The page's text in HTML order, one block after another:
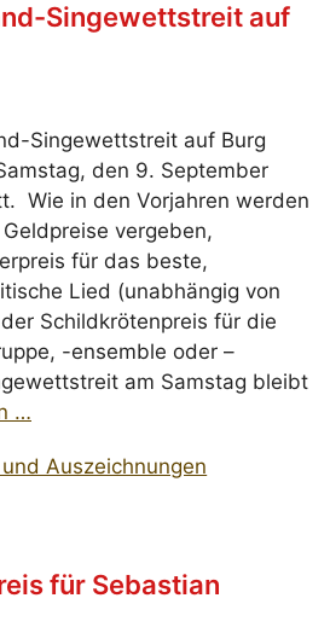
Singewettstreit auf
Singewettstreit auf Burg
den 9. September
Wie in den Vorjahren werden
vergeben,
für das beste,
Lied (unabhängig von
Schildkrötenpreis für die
-ensemble oder –
am Samstag bleibt
…
Auszeichnungen
für Sebastian